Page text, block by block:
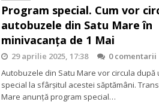
Program special. Cum vor
autobuzele din Satu Mare în
minivacanța de 1 Mai
29 aprilie 2025, 17:38
0 comentarii
Autobuzele din Satu Mare vor circula după
special la sfârșitul acestei săptămâni.
Mare anunță program special…